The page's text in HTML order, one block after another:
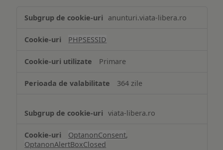
de
Cookie
necesare
anunturi.viata-libera.ro
PHPSESSID
Primare
364 zile
viata-libera.ro
OptanonConsent,
OptanonAlertBoxClosed